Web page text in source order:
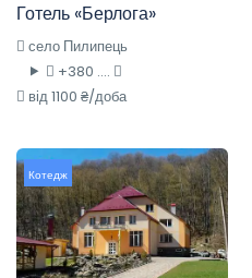
Готель «Берлога»
село Пилипець
+380 ....
від 1100 ₴/доба
Котедж